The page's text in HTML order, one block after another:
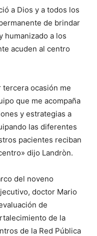
a Dios y a todos los
de brindar
humanizado a los
acuden al centro
ocasión me
que me acompaña
y estrategias a
las diferentes
pacientes reciban
dijo Landròn.
del noveno
doctor Mario
de
de la
de la Red Pública